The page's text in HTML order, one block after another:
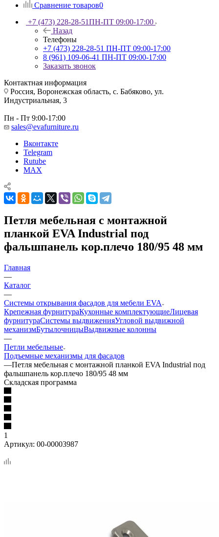
Сравнение товаров0
+7 (473) 228-28-51ПН-ПТ 09:00-17:00
Назад
Телефоны
+7 (473) 228-28-51 ПН-ПТ 09:00-17:00
8 (961) 109-06-41 ПН-ПТ 09:00-17:00
Заказать звонок
Контактная информация
Россия, Воронежская область, с. Бабяково, ул.
Индустриальная, 3
Пн - Пт 9:00-17:00
sales@evafurniture.ru
Вконтакте
Telegram
Rutube
MAX
Петля мебельная с монтажной
планкой EVA Industrial под
фальшпанель кор.плечо 180/95 48 мм
Главная
—
Каталог
—
Системы открывания фасадов для мебели EVA
Крепежная фурнитураКухонные комплектующиеЛицевая
фурнитураСистемы выдвиженияУгловой выдвижной
механизмБутылочницыВыдвижные колонны
—
Петли мебельные
Подъемные механизмы для фасадов
—Петля мебельная с монтажной планкой EVA Industrial под
фальшпанель кор.плечо 180/95 48 мм
Складская программа
1
Артикул: 00-00003987